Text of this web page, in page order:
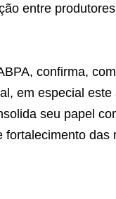
entre
confirma,
em especial
seu papel